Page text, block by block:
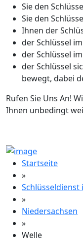
Sie den
Sie den
Ihnen der
der Schlüssel
der Schlüssel
der Schlüssel
bewegt, dabei
Rufen Sie Uns An!
Ihnen unbedingt
Startseite
»
Schlüsseldienst
»
Niedersachsen
»
Welle